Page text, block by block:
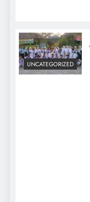
UNCATEGORIZED